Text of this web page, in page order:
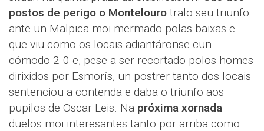
postos de perigo o Montelouro tralo seu triunfo
ante un Malpica moi mermado polas baixas e
que viu como os locais adiantáronse cun
cómodo 2-0 e, pese a ser recortado polos homes
dirixidos por Esmorís, un postrer tanto dos locais
sentenciou a contenda e daba o triunfo aos
pupilos de Oscar Leis. Na próxima xornada
duelos moi interesantes tanto por arriba como